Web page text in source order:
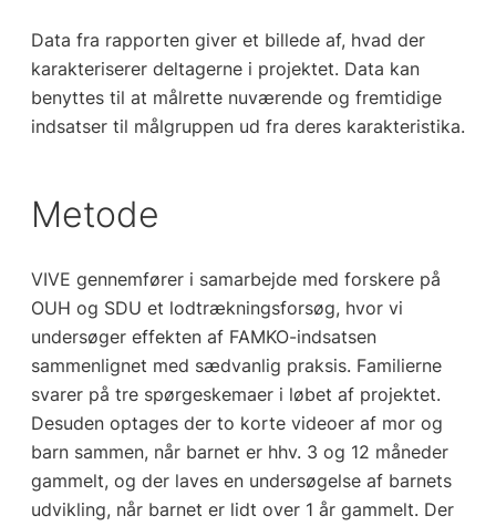
Data fra rapporten giver et billede af, hvad der
karakteriserer deltagerne i projektet. Data kan
benyttes til at målrette nuværende og fremtidige
indsatser til målgruppen ud fra deres karakteristika.
Metode
VIVE gennemfører i samarbejde med forskere på
OUH og SDU et lodtrækningsforsøg, hvor vi
undersøger effekten af FAMKO-indsatsen
sammenlignet med sædvanlig praksis. Familierne
svarer på tre spørgeskemaer i løbet af projektet.
Desuden optages der to korte videoer af mor og
barn sammen, når barnet er hhv. 3 og 12 måneder
gammelt, og der laves en undersøgelse af barnets
udvikling, når barnet er lidt over 1 år gammelt. Der